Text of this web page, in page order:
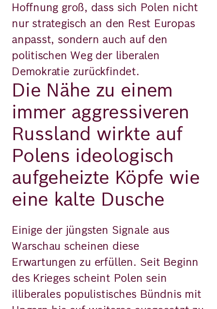
Hoffnung groß, dass sich Polen nicht
nur strategisch an den Rest Europas
anpasst, sondern auch auf den
politischen Weg der liberalen
Demokratie zurückfindet.
Die Nähe zu einem
immer aggressiveren
Russland wirkte auf
Polens ideologisch
aufgeheizte Köpfe wie
eine kalte Dusche
Einige der jüngsten Signale aus
Warschau scheinen diese
Erwartungen zu erfüllen. Seit Beginn
des Krieges scheint Polen sein
illiberales populistisches Bündnis mit